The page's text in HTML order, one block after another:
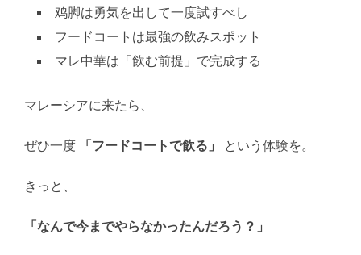
鸡脚は勇気を出して一度試すべし
フードコートは最強の飲みスポット
マレ中華は「飲む前提」で完成する
マレーシアに来たら、
ぜひ一度 「フードコートで飲る」 という体験を。
きっと、
「なんで今までやらなかったんだろう？」